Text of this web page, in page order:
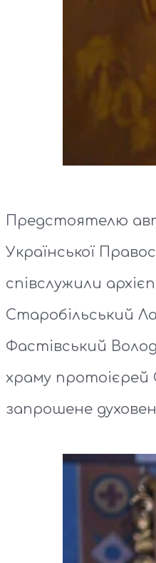
Предстоятелю
Української
співслужили
Старобільський
Фастівський
храму
запрошене